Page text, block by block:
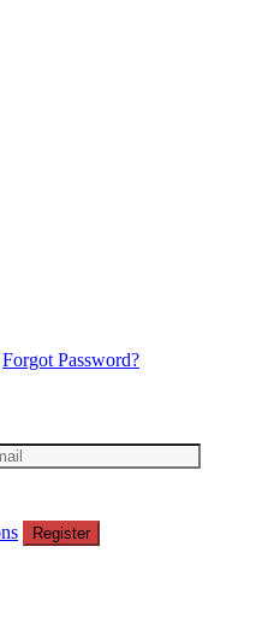
Forgot Password?
Register